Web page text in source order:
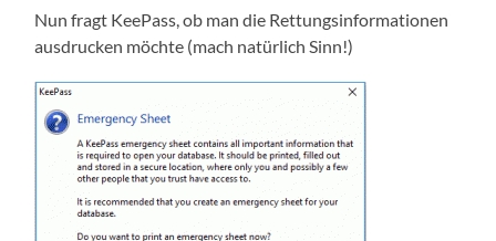
Nun fragt KeePass, ob man die Rettungsinformationen
ausdrucken möchte (mach natürlich Sinn!)